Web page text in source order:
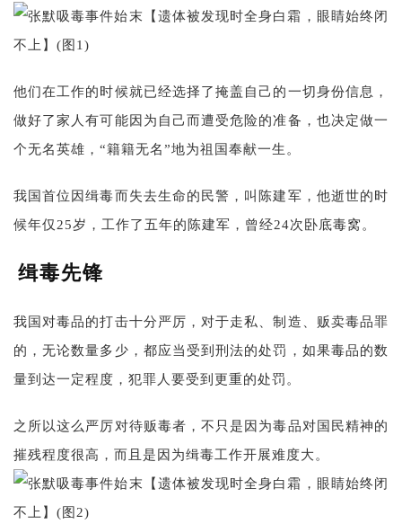
他们在工作的时候就已经选择了掩盖自己的一切身份信息，
做好了家人有可能因为自己而遭受危险的准备，也决定做一
个无名英雄，“籍籍无名”地为祖国奉献一生。
我国首位因缉毒而失去生命的民警，叫陈建军，他逝世的时
候年仅25岁，工作了五年的陈建军，曾经24次卧底毒窝。
缉毒先锋
我国对毒品的打击十分严厉，对于走私、制造、贩卖毒品罪
的，无论数量多少，都应当受到刑法的处罚，如果毒品的数
量到达一定程度，犯罪人要受到更重的处罚。
之所以这么严厉对待贩毒者，不只是因为毒品对国民精神的
摧残程度很高，而且是因为缉毒工作开展难度大。